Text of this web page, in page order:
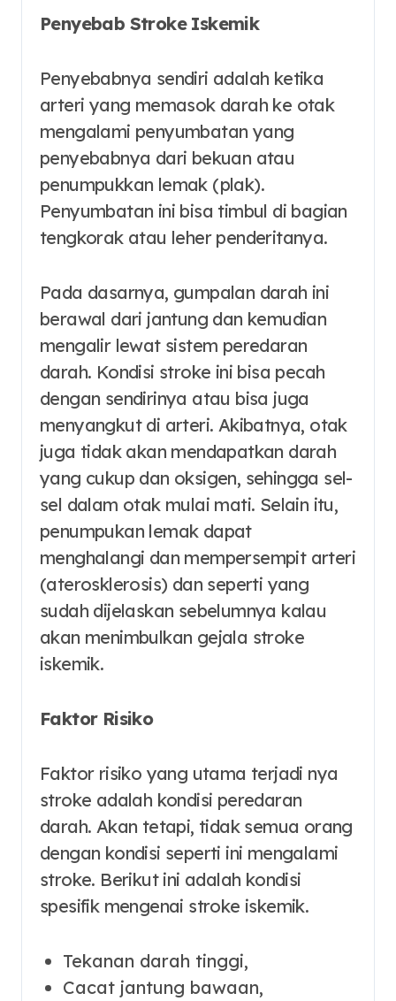
Penyebab Stroke Iskemik
Penyebabnya sendiri adalah ketika
arteri yang memasok darah ke otak
mengalami penyumbatan yang
penyebabnya dari bekuan atau
penumpukkan lemak (plak).
Penyumbatan ini bisa timbul di bagian
tengkorak atau leher penderitanya.
Pada dasarnya, gumpalan darah ini
berawal dari jantung dan kemudian
mengalir lewat sistem peredaran
darah. Kondisi stroke ini bisa pecah
dengan sendirinya atau bisa juga
menyangkut di arteri. Akibatnya, otak
juga tidak akan mendapatkan darah
yang cukup dan oksigen, sehingga sel-
sel dalam otak mulai mati. Selain itu,
penumpukan lemak dapat
menghalangi dan mempersempit arteri
(aterosklerosis) dan seperti yang
sudah dijelaskan sebelumnya kalau
akan menimbulkan gejala stroke
iskemik.
Faktor Risiko
Faktor risiko yang utama terjadi nya
stroke adalah kondisi peredaran
darah. Akan tetapi, tidak semua orang
dengan kondisi seperti ini mengalami
stroke. Berikut ini adalah kondisi
spesifik mengenai stroke iskemik.
Tekanan darah tinggi,
Cacat jantung bawaan,